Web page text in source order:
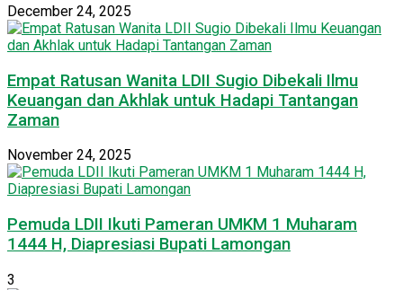
December 24, 2025
Empat Ratusan Wanita LDII Sugio Dibekali Ilmu
Keuangan dan Akhlak untuk Hadapi Tantangan
Zaman
November 24, 2025
Pemuda LDII Ikuti Pameran UMKM 1 Muharam
1444 H, Diapresiasi Bupati Lamongan
3